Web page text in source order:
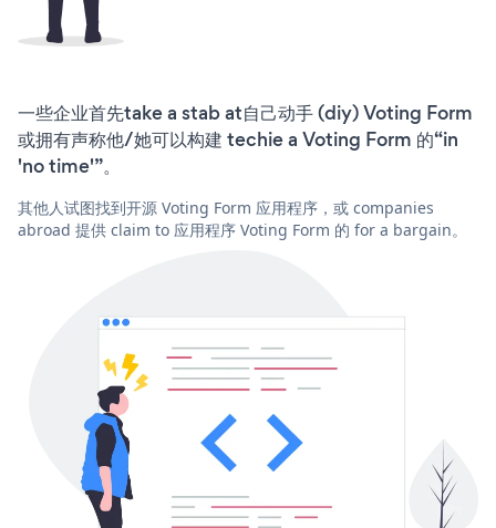
一些企业首先take a stab at自己动手 (diy) Voting Form
或拥有声称他/她可以构建 techie a Voting Form 的“in
'no time'”。
其他人试图找到开源 Voting Form 应用程序，或 companies
abroad 提供 claim to 应用程序 Voting Form 的 for a bargain。